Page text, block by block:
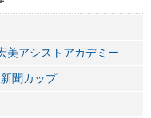
美アシストアカデミー
聞カップ